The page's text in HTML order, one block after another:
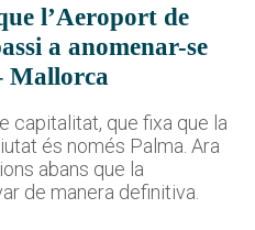
l’Aeroport de
a anomenar-se
Mallorca
capitalitat, que fixa que la
és només Palma. Ara
abans que la
de manera definitiva.